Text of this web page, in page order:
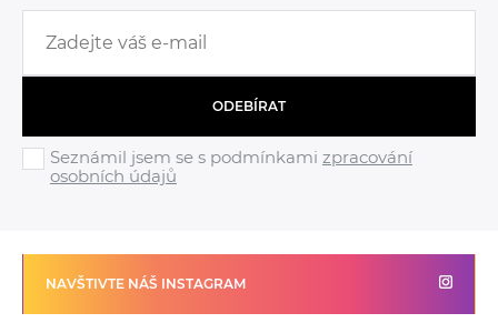
ODEBÍRAT
Seznámil jsem se s podmínkami zpracování
osobních údajů
NAVŠTIVTE NÁŠ INSTAGRAM